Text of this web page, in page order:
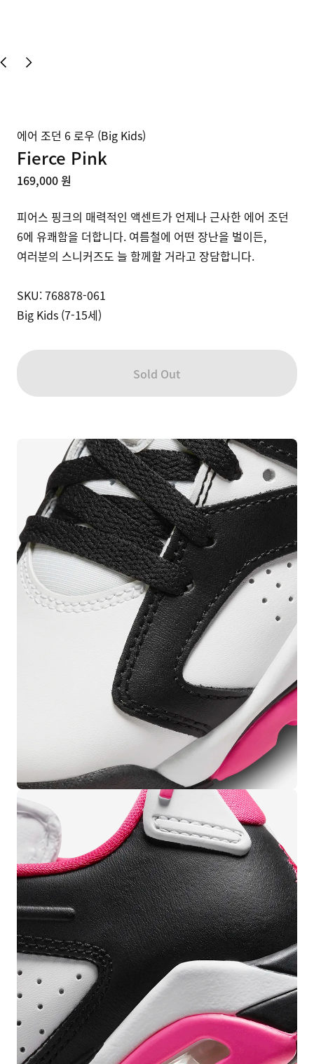
에어 조던 6 로우 (Big Kids)
Fierce Pink
169,000 원
피어스 핑크의 매력적인 액센트가 언제나 근사한 에어 조던
6에 유쾌함을 더합니다. 여름철에 어떤 장난을 벌이든,
여러분의 스니커즈도 늘 함께할 거라고 장담합니다.
SKU: 768878-061​
Big Kids (7-15세)
Sold Out